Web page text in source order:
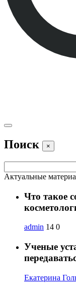
Поиск ×
Актуальные
Что такое
admin 14 0
Ученые
Екатерина